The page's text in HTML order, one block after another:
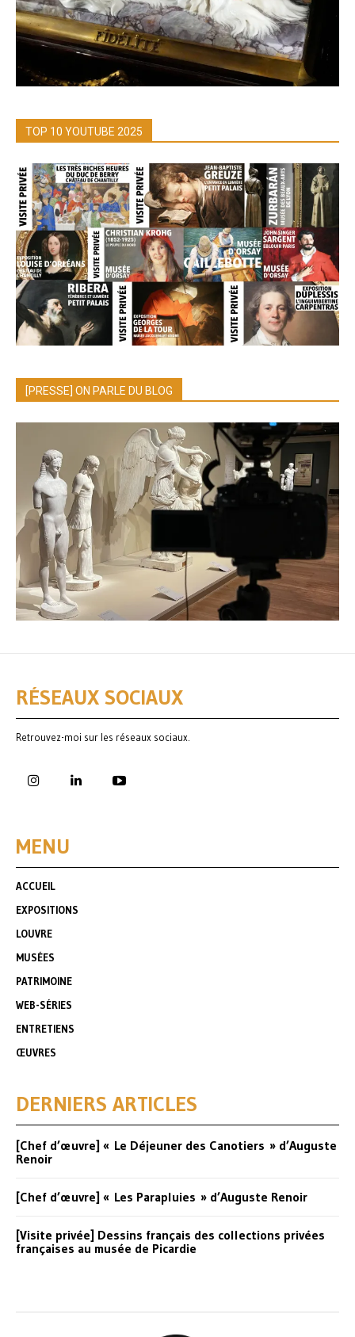
TOP 10 YOUTUBE 2025
[PRESSE] ON PARLE DU BLOG
RÉSEAUX SOCIAUX
Retrouvez-moi sur les réseaux sociaux.
MENU
ACCUEIL
EXPOSITIONS
LOUVRE
MUSÉES
PATRIMOINE
WEB-SÉRIES
ENTRETIENS
ŒUVRES
DERNIERS ARTICLES
[Chef d’œuvre] « Le Déjeuner des Canotiers » d’Auguste
Renoir
[Chef d’œuvre] « Les Parapluies » d’Auguste Renoir
[Visite privée] Dessins français des collections privées
françaises au musée de Picardie